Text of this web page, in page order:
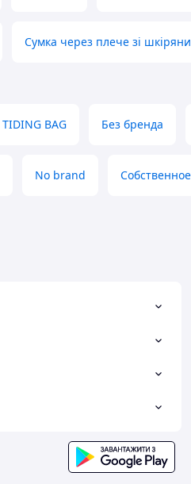
Сумка через плече зі
TIDING BAG Без бренда
No brand